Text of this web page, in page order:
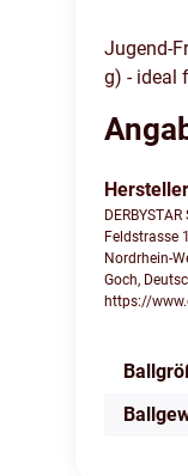
Jugend-
g) - ideal
Feldstrasse
Nordrhein-
Goch,
https://
Wert